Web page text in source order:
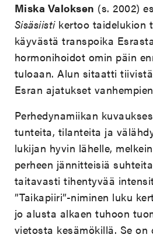
Miska Valoksen (s. 2002)
Sisäsiisti kertoo taidelukion
käyvästä transpoika
hormonihoidot omin päin
tuloaan. Alun sitaatti
Esran ajatukset
Perhedynamiikan
tunteita, tilanteita ja
lukijan hyvin lähelle,
perheen jännitteisiä
taitavasti tihentyvää
”Taikapiiri”-niminen luku
jo alusta alkaen tuhoon
vietosta kesämökillä. Se on